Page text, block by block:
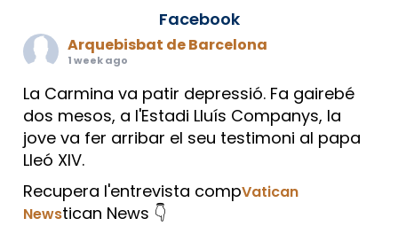
Facebook
Arquebisbat de Barcelona
1 week ago
La Carmina va patir depressió. Fa gairebé
dos mesos, a l'Estadi Lluís Companys, la
jove va fer arribar el seu testimoni al papa
Lleó XIV.
Recupera l'entrevista compVatican
Newstican News 👇